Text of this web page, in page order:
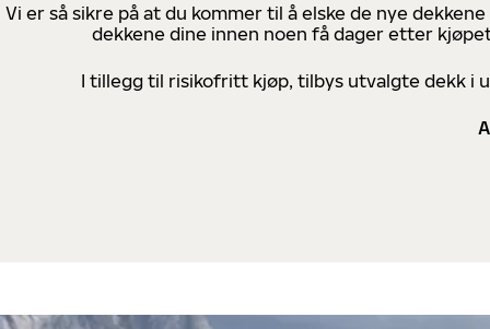
Vi er så sikre på at du kommer til å elske de nye
dekkene dine innen noen få dager etter
I tillegg til risikofritt kjøp, tilbys utvalgte dekk i